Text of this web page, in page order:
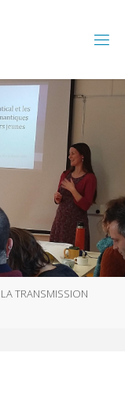
TRANSMISSION